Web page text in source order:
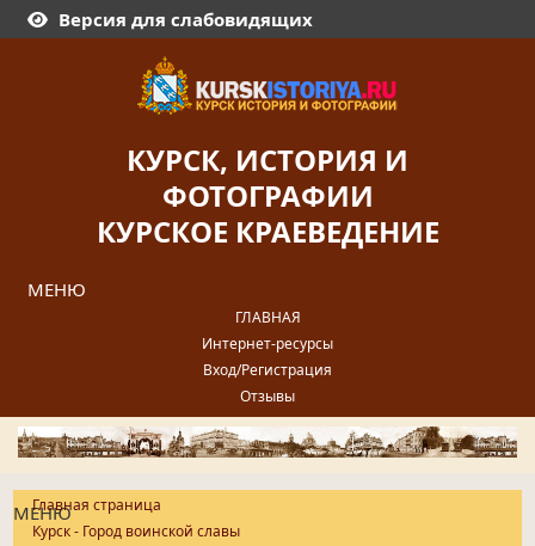
Версия для слабовидящих
КУРСК, ИСТОРИЯ И
ФОТОГРАФИИ
КУРСКОЕ КРАЕВЕДЕНИЕ
МЕНЮ
ГЛАВНАЯ
Интернет-ресурсы
Вход/Регистрация
Отзывы
МЕНЮ
Главная страница
Курск - Город воинской славы